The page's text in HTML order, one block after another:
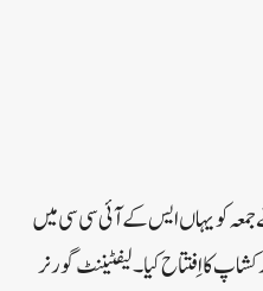
کو یہاں ایس کے آئی سی سی میں
کا اِفتتاح کیا۔لیفٹیننٹ گورنر